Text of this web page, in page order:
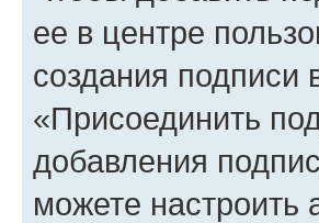
ее в центре
создания подписи
«Присоединить
добавления
можете настроить